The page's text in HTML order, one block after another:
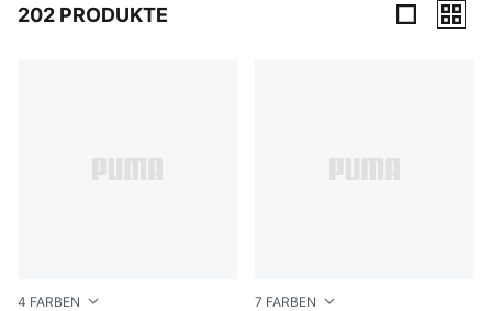
202 PRODUKTE
4 FARBEN 7 FARBEN